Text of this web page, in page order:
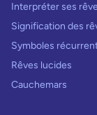
Interpréter ses
Signification des
Symboles
Rêves lucides
Cauchemars